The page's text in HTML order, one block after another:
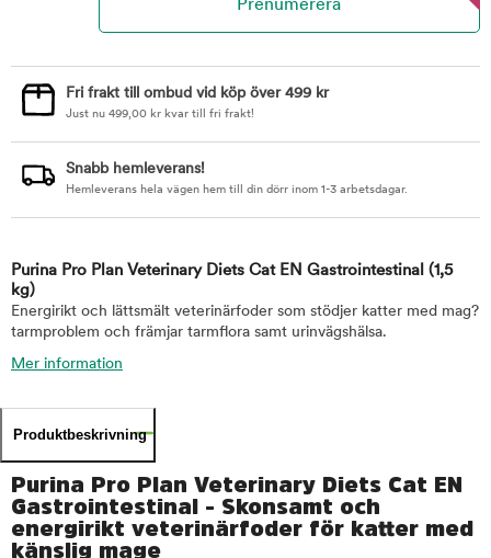
Fri frakt till ombud vid köp över 499 kr
Just nu 499,00 kr kvar till fri frakt!
Snabb hemleverans!
Hemleverans hela vägen hem till din dörr inom 1-3 arbetsdagar.
Purina Pro Plan Veterinary Diets Cat EN Gastrointestinal (1,5
kg)
Energirikt och lättsmält veterinärfoder som stödjer katter med mag?
tarmproblem och främjar tarmflora samt urinvägshälsa.
Mer information
Produktbeskrivning
Purina Pro Plan Veterinary Diets Cat EN
Gastrointestinal - Skonsamt och
energirikt veterinärfoder för katter med
känslig mage